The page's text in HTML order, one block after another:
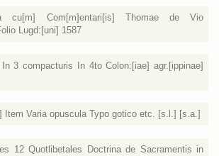
cu[m] Com[m]entari[is] Thomae de Vio
Lugd:[uni] 1587
3 compacturis In 4to Colon:[iae] agr.[ippinae]
Item Varia opuscula Typo gotico etc. [s.l.] [s.a.]
12 Quotlibetales Doctrina de Sacramentis in